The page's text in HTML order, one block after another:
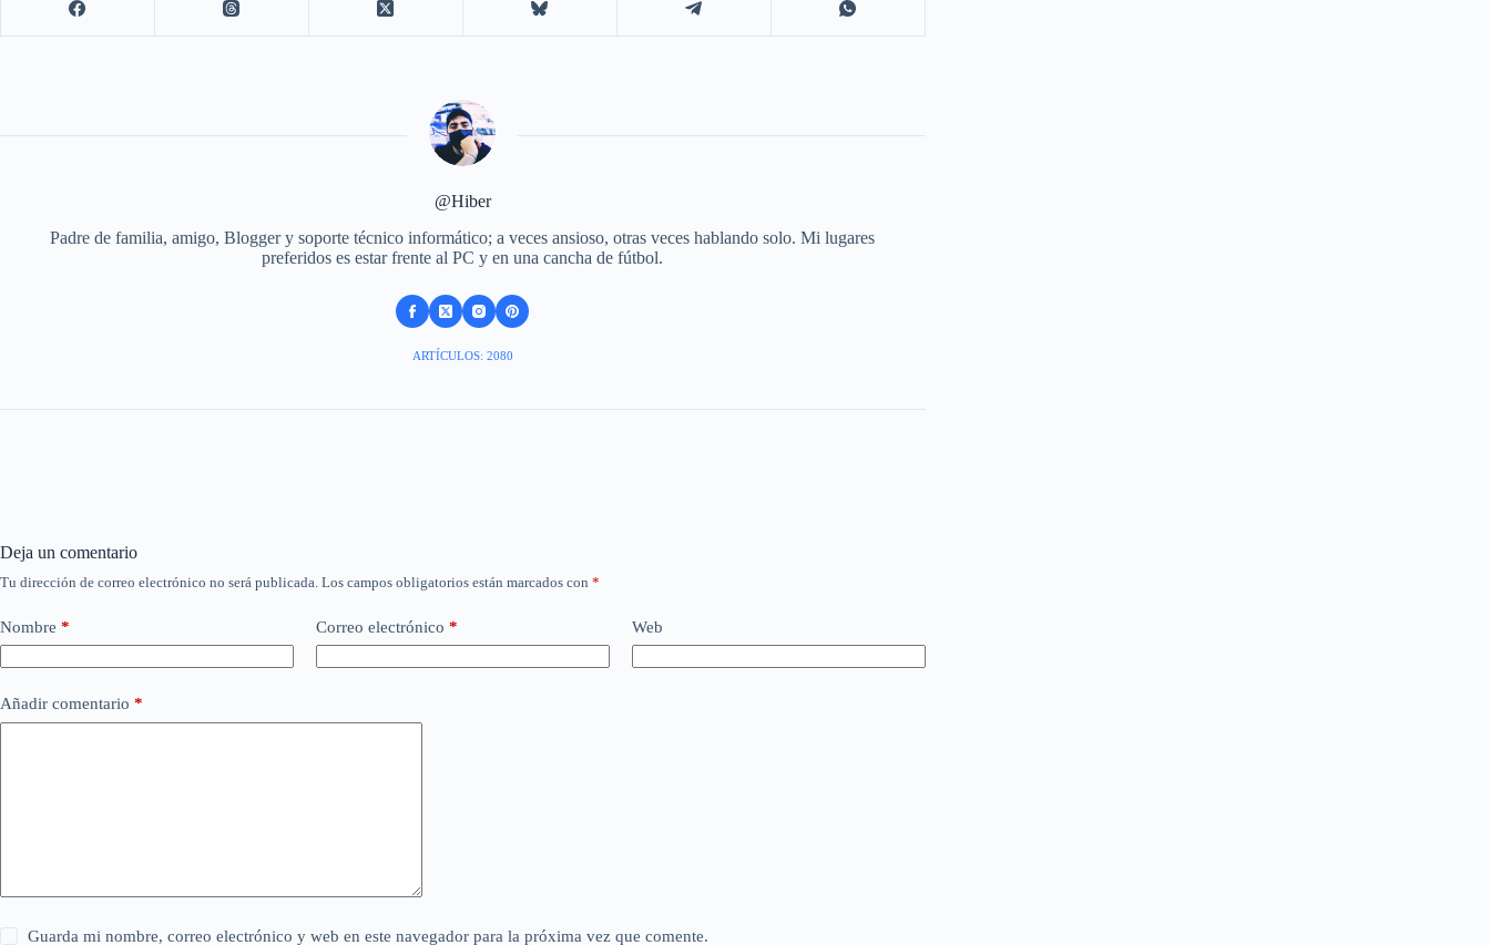
@Hiber
Padre de familia, amigo, Blogger y soporte técnico informático; a veces ansioso, otras veces hablando solo. Mi lugares
preferidos es estar frente al PC y en una cancha de fútbol.
ARTÍCULOS: 2080
Deja un comentario
Tu dirección de correo electrónico no será publicada. Los campos obligatorios están marcados con *
Nombre * Correo electrónico * Web
Añadir comentario *
Guarda mi nombre, correo electrónico y web en este navegador para la próxima vez que comente.